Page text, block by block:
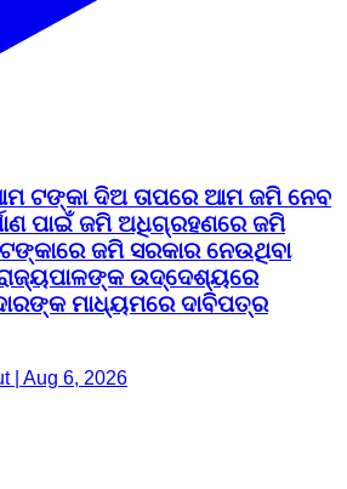
ଟଙ୍କା ଦିଅ ତାପରେ ଆମ ଜମି ନେବ
ପାଇଁ ଜମି ଅଧିଗ୍ରହଣରେ ଜମି
ଜମି ସରକାର ନେଉଥିବା
ଉଦ୍ଦେଶ୍ୟରେ
ମାଧ୍ୟମରେ ଦାବିପତ୍ର
| Aug 6, 2026